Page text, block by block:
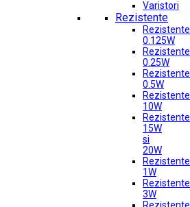
Varistori
Rezistente
Rezistente
0.125W
Rezistente
0.25W
Rezistente
0.5W
Rezistente
10W
Rezistente
15W
si
20W
Rezistente
1W
Rezistente
3W